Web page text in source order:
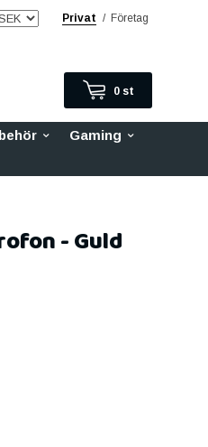
Privat / Företag
0 st
Gaming
- Guld